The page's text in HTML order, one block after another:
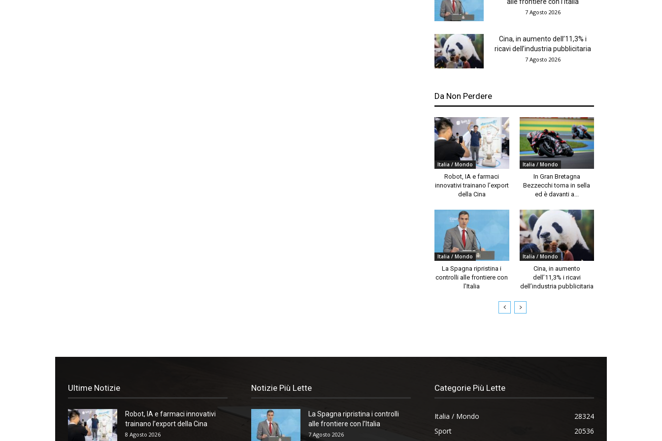
alle frontiere con l’Italia
7 Agosto 2026
Cina, in aumento dell’11,3% i
ricavi dell’industria pubblicitaria
7 Agosto 2026
Da Non Perdere
Italia / Mondo
Robot, IA e farmaci
innovativi trainano l’export
della Cina
Italia / Mondo
In Gran Bretagna
Bezzecchi torna in sella
ed è davanti a...
Italia / Mondo
La Spagna ripristina i
controlli alle frontiere con
l’Italia
Italia / Mondo
Cina, in aumento
dell’11,3% i ricavi
dell’industria pubblicitaria
Ultime Notizie
Robot, IA e farmaci innovativi
trainano l’export della Cina
8 Agosto 2026
Notizie Più Lette
La Spagna ripristina i controlli
alle frontiere con l’Italia
7 Agosto 2026
Categorie Più Lette
Italia / Mondo
28324
Sport
20536